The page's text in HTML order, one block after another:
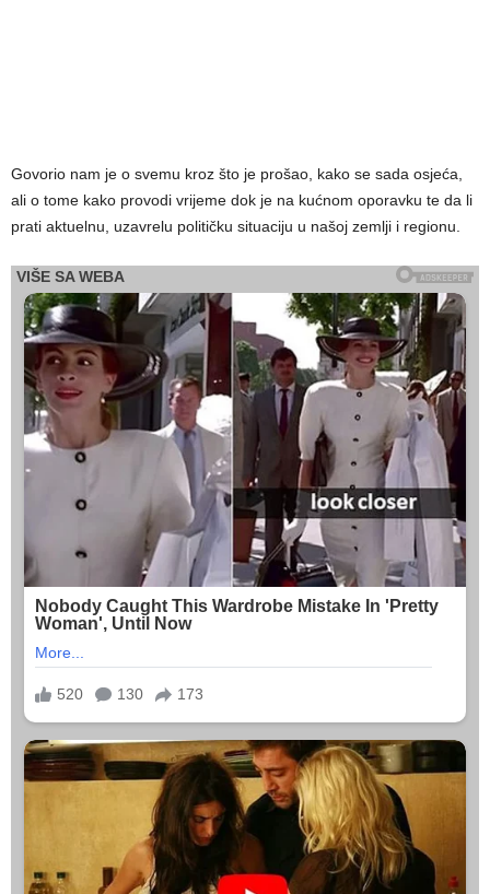
Govorio nam je o svemu kroz što je prošao, kako se sada osjeća,
ali o tome kako provodi vrijeme dok je na kućnom oporavku te da li
prati aktuelnu, uzavrelu političku situaciju u našoj zemlji i regionu.